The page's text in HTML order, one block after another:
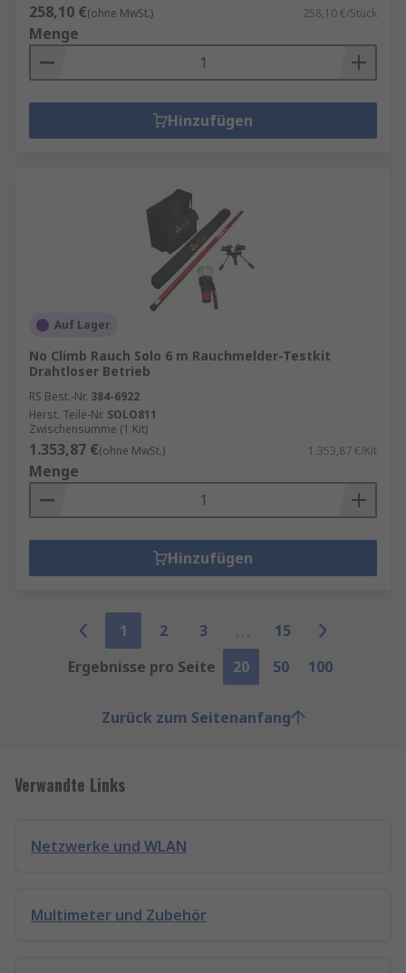
258,10 €(ohne MwSt.) 258,10 €/Stück
Menge
Hinzufügen
Auf Lager
No Climb Rauch Solo 6 m Rauchmelder-Testkit
Drahtloser Betrieb
RS Best.-Nr. 384-6922
Herst. Teile-Nr. SOLO811
Zwischensumme (1 Kit)
1.353,87 €(ohne MwSt.) 1.353,87 €/Kit
Menge
Hinzufügen
1 2 3
15
Ergebnisse pro Seite
20 50 100
Zurück zum Seitenanfang
Verwandte Links
Netzwerke und WLAN
Multimeter und Zubehör